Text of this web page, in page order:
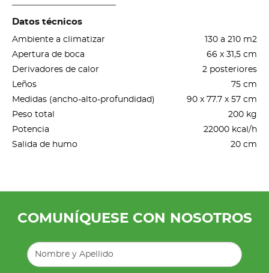
Datos técnicos
Ambiente a climatizar
130 a 210 m2
Apertura de boca
66 x 31,5 cm
Derivadores de calor
2 posteriores
Leños
75 cm
Medidas (ancho-alto-profundidad)
90 x 77.7 x 57 cm
Peso total
200 kg
Potencia
22000 kcal/h
Salida de humo
20 cm
COMUNÍQUESE CON NOSOTROS